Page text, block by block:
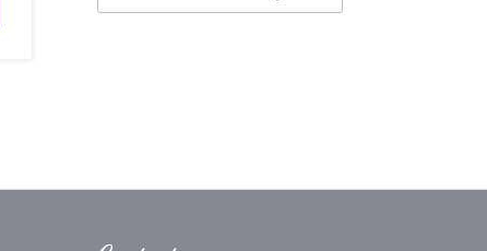
des